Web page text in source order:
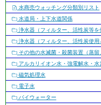
水商売ウォッチング分類別リスト
水道局・上下水道関係
浄水器（フィルター、活性炭等を
浄水器（フィルター、活性炭使用
その他の水滅菌・殺菌装置（蒸留
アルカリイオン水・強電解水・水
磁気処理水
電子水
パイウォーター